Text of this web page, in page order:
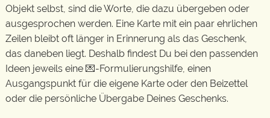
Objekt selbst, sind die Worte, die dazu übergeben oder
ausgesprochen werden. Eine Karte mit ein paar ehrlichen
Zeilen bleibt oft länger in Erinnerung als das Geschenk,
das daneben liegt. Deshalb findest Du bei den passenden
Ideen jeweils eine 💌-Formulierungshilfe, einen
Ausgangspunkt für die eigene Karte oder den Beizettel
oder die persönliche Übergabe Deines Geschenks.